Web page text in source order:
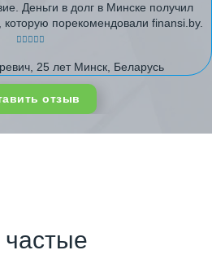
Деньги в долг в Минске получил
порекомендовали finansi.by.
25 лет Минск, Беларусь
отзыв